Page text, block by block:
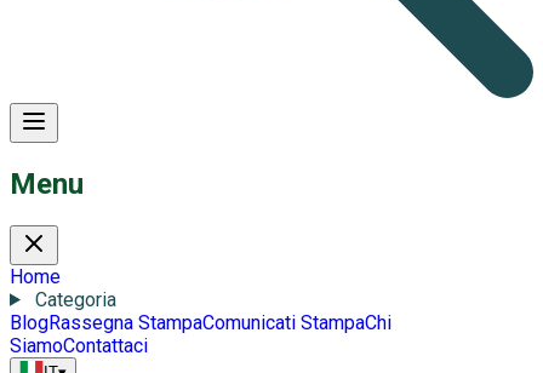
Menu
Home
Categoria
BlogRassegna StampaComunicati StampaChi
SiamoContattaci